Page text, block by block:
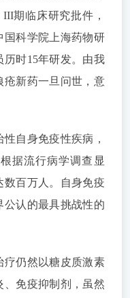
期临床研究批件，
国科学院上海药物研
时15年研发。由我
疮新药一旦问世，意
自身免疫性疾病，
据流行病学调查显
数百万人。自身免疫
公认的最具挑战性的
仍然以糖皮质激素
、免疫抑制剂，虽然